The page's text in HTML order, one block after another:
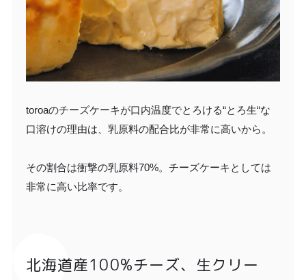
toroaのチーズケーキが口内温度でとろける“とろ生“な
口溶けの理由は、乳原料の配合比が非常に高いから。
その割合は衝撃の乳原料70%。チーズケーキとしては
非常に高い比率です。
北海道産100%チーズ、生クリー